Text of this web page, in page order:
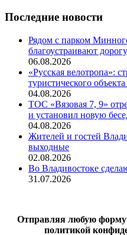
Последние новости
Рядом с парком
благоустраивают
06.08.2026
«Русская велотропа»:
туристического
04.08.2026
ТОС «Вязовая 7, 9»
и установил новую
04.08.2026
Жителей и гостей
выходные
02.08.2026
Во Владивостоке
31.07.2026
Отправляя любую форму
политикой